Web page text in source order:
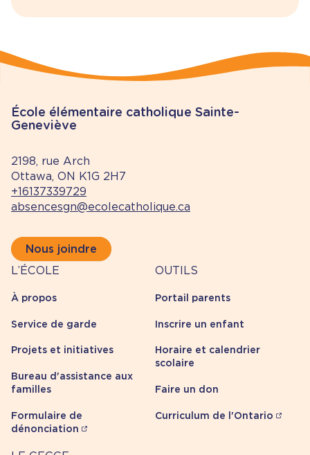
École élémentaire catholique Sainte-
Geneviève
2198, rue Arch
Ottawa, ON K1G 2H7
+16137339729
absencesgn@ecolecatholique.ca
Nous joindre
À
propos
L’ÉCOLE
À propos
Service de garde
Projets et initiatives
Bureau d'assistance aux
familles
Formulaire de
dénonciation
Outils
OUTILS
Portail parents
Inscrire un enfant
Horaire et calendrier
scolaire
Faire un don
Curriculum de l'Ontario